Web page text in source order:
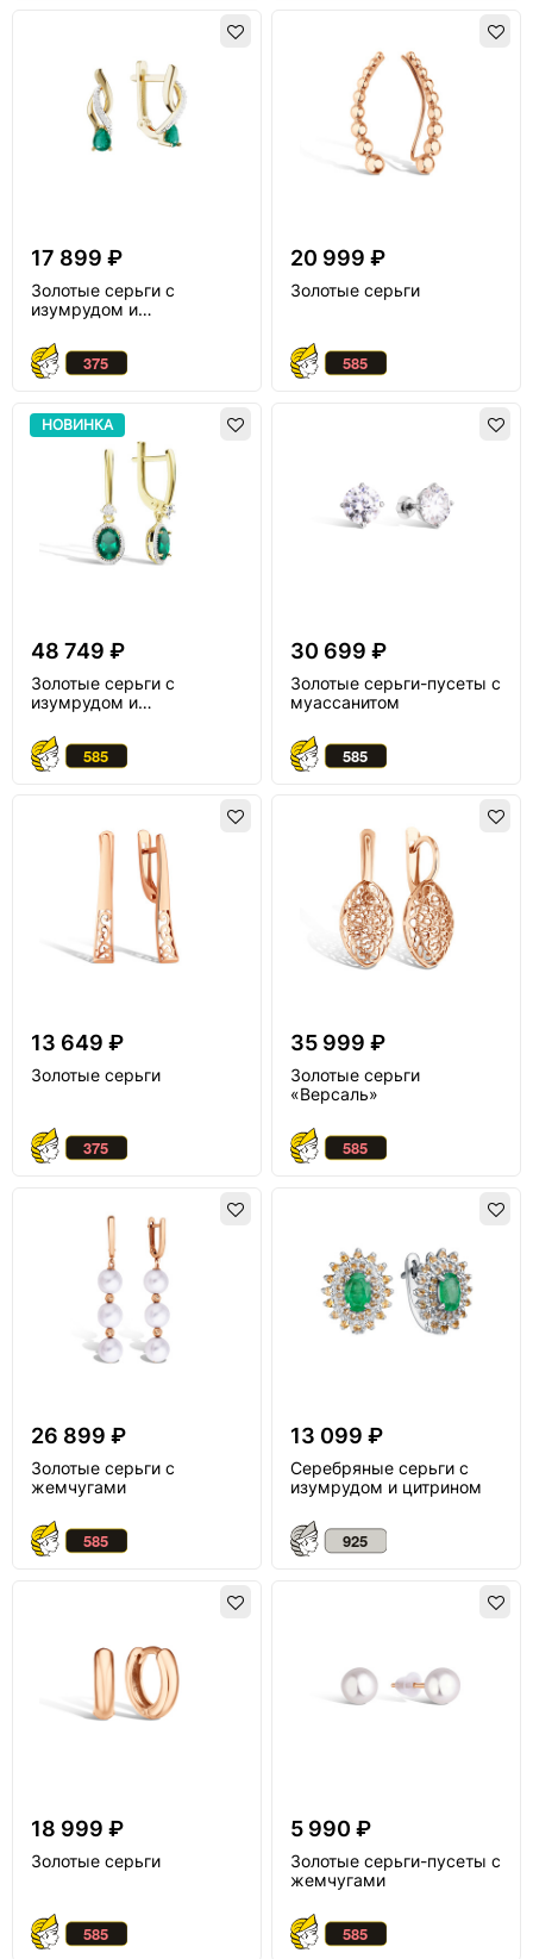
17 899 ₽
Золотые серьги с
изумрудом и
20 999 ₽
Золотые серьги
НОВИНКА
48 749 ₽
Золотые серьги с
изумрудом и
30 699 ₽
Золотые серьги-пусеты с
муассанитом
13 649 ₽
Золотые серьги
35 999 ₽
Золотые серьги
«Версаль»
26 899 ₽
Золотые серьги с
жемчугами
13 099 ₽
Серебряные серьги с
изумрудом и цитрином
18 999 ₽
Золотые серьги
5 990 ₽
Золотые серьги-пусеты с
жемчугами